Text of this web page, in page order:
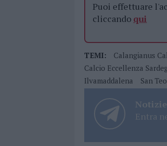
Puoi effettuare
cliccando qui
TEMI: Calangianus
Calcio Eccellenza
Ilvamaddalena
San
Entra